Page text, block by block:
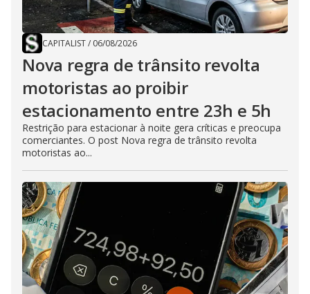
CAPITALIST/ 06/08/2026
Nova regra de trânsito revolta
motoristas ao proibir
estacionamento entre 23h e 5h
Restrição para estacionar à noite gera críticas e preocupa
comerciantes. O post Nova regra de trânsito revolta
motoristas ao...